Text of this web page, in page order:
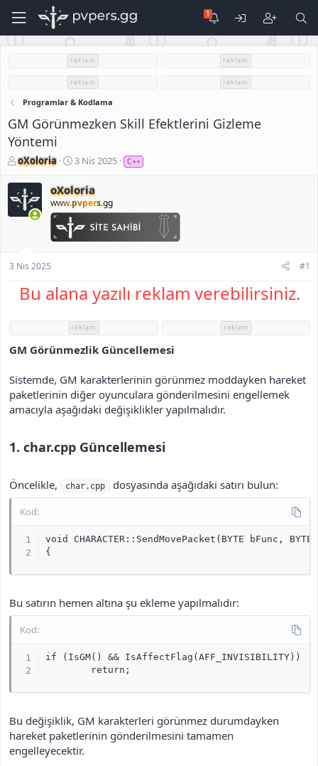
reklam reklam
reklam reklam
Programlar & Kodlama
GM Görünmezken Skill Efektlerini Gizleme
Yöntemi
K
n
u
S
b
oXoloria
B
ş
l
a
n
a
r
h
i
3 Nis 2025 C++
oXoloria
www.pvpers.gg
3 Nis 2025 #1
Bu alana yazılı reklam verebilirsiniz.
reklam reklam
GM Görünmezlik Güncellemesi
Sistemde, GM karakterlerinin görünmez moddayken hareket
paketlerinin diğer oyunculara gönderilmesini engellemek
amacıyla aşağıdaki değişiklikler yapılmalıdır.
1. char.cpp Güncellemesi
Öncelikle, char.cpp dosyasında aşağıdaki satırı bulun:
Kod:
void CHARACTER::SendMovePacket(BYTE bFunc,
{
Bu satırın hemen altına şu ekleme yapılmalıdır:
Kod:
if (IsGM() && IsAffectFlag(AFF_INVISIBILITY))
        return;
Bu değişiklik, GM karakterleri görünmez durumdayken
hareket paketlerinin gönderilmesini tamamen
engelleyecektir.